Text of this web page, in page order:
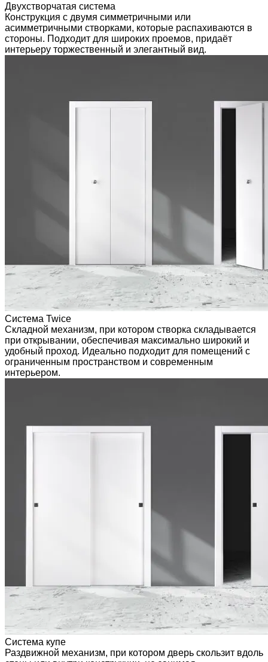
Двухстворчатая система
Конструкция с двумя симметричными или
асимметричными створками, которые распахиваются в
стороны. Подходит для широких проемов, придаёт
интерьеру торжественный и элегантный вид.
Система Twice
Складной механизм, при котором створка складывается
при открывании, обеспечивая максимально широкий и
удобный проход. Идеально подходит для помещений с
ограниченным пространством и современным
интерьером.
Система купе
Раздвижной механизм, при котором дверь скользит вдоль